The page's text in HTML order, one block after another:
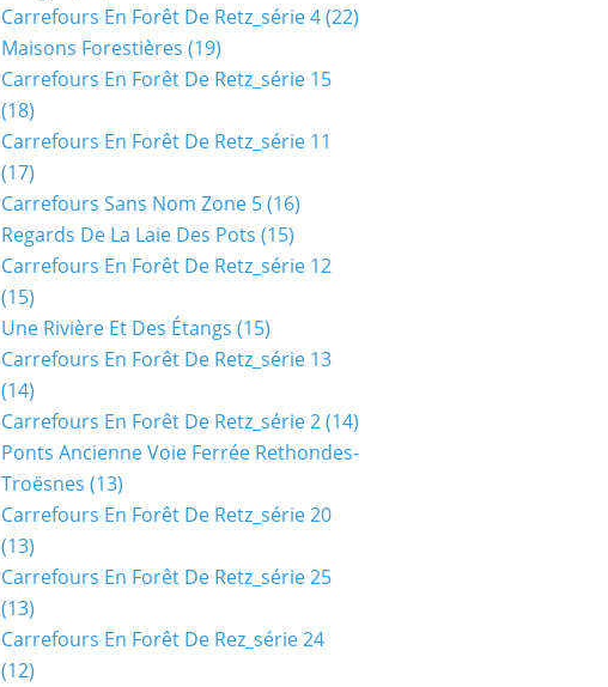
Carrefours En Forêt De Retz_série 4(22)
Maisons Forestières (19)
Carrefours En Forêt De Retz_série 15
(18)
Carrefours En Forêt De Retz_série 11
(17)
Carrefours Sans Nom Zone 5(16)
Regards De La Laie Des Pots (15)
Carrefours En Forêt De Retz_série 12
(15)
Une Rivière Et Des Étangs (15)
Carrefours En Forêt De Retz_série 13
(14)
Carrefours En Forêt De Retz_série 2(14)
Ponts Ancienne Voie Ferrée Rethondes-
Troësnes (13)
Carrefours En Forêt De Retz_série 20
(13)
Carrefours En Forêt De Retz_série 25
(13)
Carrefours En Forêt De Rez_série 24
(12)